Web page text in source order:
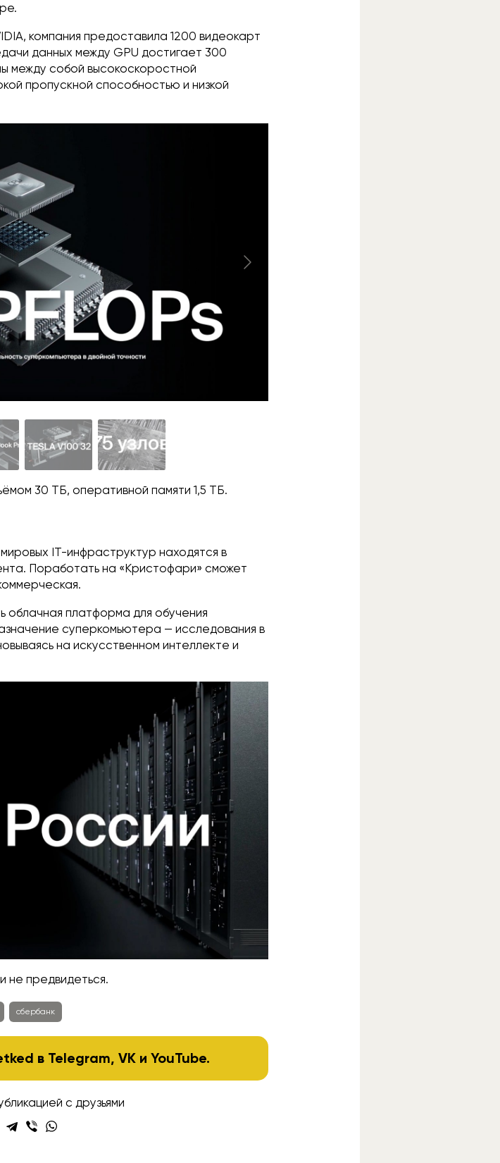
компания предоставила 1200 видеокарт
данных между GPU достигает 300
между собой высокоскоростной
пропускной способностью и низкой
30 ТБ, оперативной памяти 1,5 ТБ.
IT-инфраструктур находятся в
Поработать на «Кристофари» сможет
облачная платформа для обучения
суперкомьютера — исследования в
на искусственном интеллекте и
не предвидеться.
сбербанк
в Telegram,VK иYouTube.
с друзьями